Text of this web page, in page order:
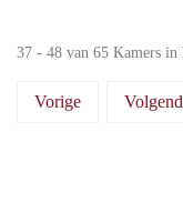
37 - 48 van 65 Kamers in
Vorige